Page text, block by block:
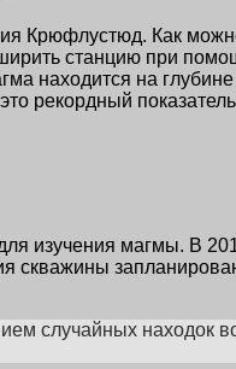
Крюфлустюд. Как
станцию при
находится на
рекордный
изучения магмы. В
случайных находок